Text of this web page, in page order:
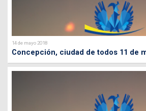
14 de mayo 2018
Concepción, ciudad de todos 11 de